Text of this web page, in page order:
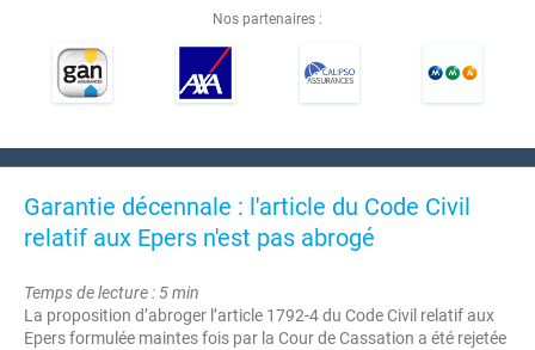
Nos partenaires :
Garantie décennale : l'article du Code Civil
relatif aux Epers n'est pas abrogé
Temps de lecture : 5 min
La proposition d’abroger l’article 1792-4 du Code Civil relatif aux
Epers formulée maintes fois par la Cour de Cassation a été rejetée